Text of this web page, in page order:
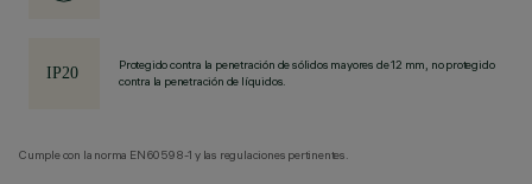
Protegido contra la penetración de sólidos mayores de 12 mm, no protegido
contra la penetración de líquidos.
Cumple con la norma EN60598-1 y las regulaciones pertinentes.